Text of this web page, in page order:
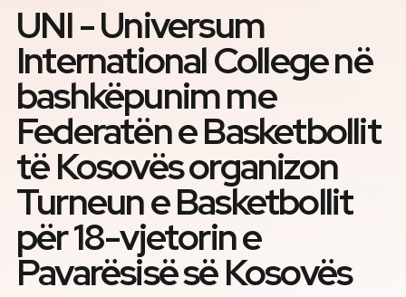
Regjistrimet
Programet
Jeta Studentore
Ndërkombëtare
Fuqizuar nga ASU
Rreth nesh
UNI - Universum
International College në
bashkëpunim me
Federatën e Basketbollit
të Kosovës organizon
Turneun e Basketbollit
për 18-vjetorin e
Pavarësisë së Kosovës